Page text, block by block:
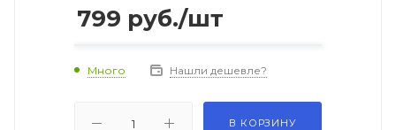
799 руб./шт
Много Нашли дешевле?
В КОРЗИНУ